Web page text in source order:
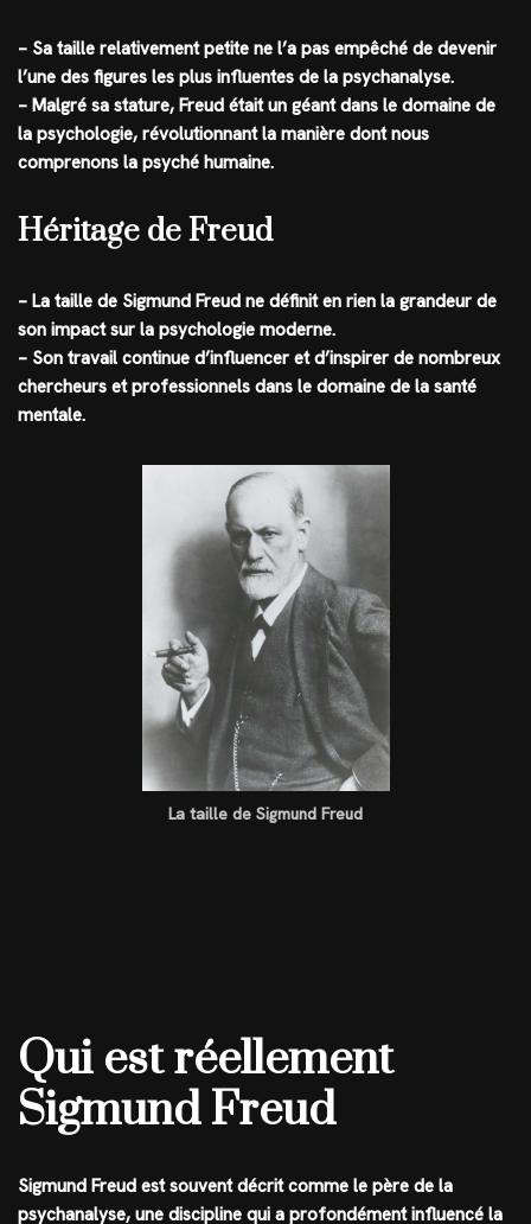
– Sa taille relativement petite ne l’a pas empêché de devenir
l’une des figures les plus influentes de la psychanalyse.
– Malgré sa stature, Freud était un géant dans le domaine de
la psychologie, révolutionnant la manière dont nous
comprenons la psyché humaine.
Héritage de Freud
– La taille de Sigmund Freud ne définit en rien la grandeur de
son impact sur la psychologie moderne.
– Son travail continue d’influencer et d’inspirer de nombreux
chercheurs et professionnels dans le domaine de la santé
mentale.
La taille de Sigmund Freud
Qui est réellement
Sigmund Freud
Sigmund Freud est souvent décrit comme le père de la
psychanalyse, une discipline qui a profondément influencé la